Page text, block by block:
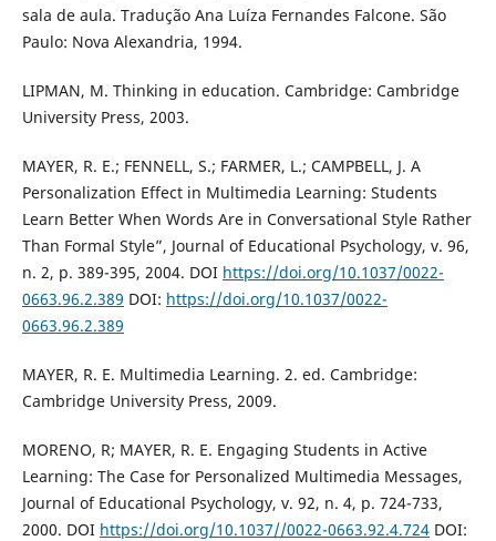
sala de aula. Tradução Ana Luíza Fernandes Falcone. São
Paulo: Nova Alexandria, 1994.
LIPMAN, M. Thinking in education. Cambridge: Cambridge
University Press, 2003.
MAYER, R. E.; FENNELL, S.; FARMER, L.; CAMPBELL, J. A
Personalization Effect in Multimedia Learning: Students
Learn Better When Words Are in Conversational Style Rather
Than Formal Style”, Journal of Educational Psychology, v. 96,
n. 2, p. 389-395, 2004. DOI https://doi.org/10.1037/0022-
0663.96.2.389 DOI: https://doi.org/10.1037/0022-
0663.96.2.389
MAYER, R. E. Multimedia Learning. 2. ed. Cambridge:
Cambridge University Press, 2009.
MORENO, R; MAYER, R. E. Engaging Students in Active
Learning: The Case for Personalized Multimedia Messages,
Journal of Educational Psychology, v. 92, n. 4, p. 724-733,
2000. DOI https://doi.org/10.1037//0022-0663.92.4.724DOI: